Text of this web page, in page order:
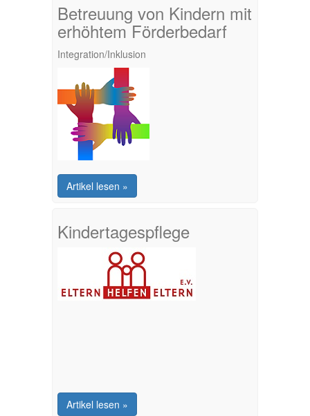
Betreuung von Kindern mit
erhöhtem Förderbedarf
Integration/Inklusion
Artikel lesen »
Kindertagespflege
Artikel lesen »